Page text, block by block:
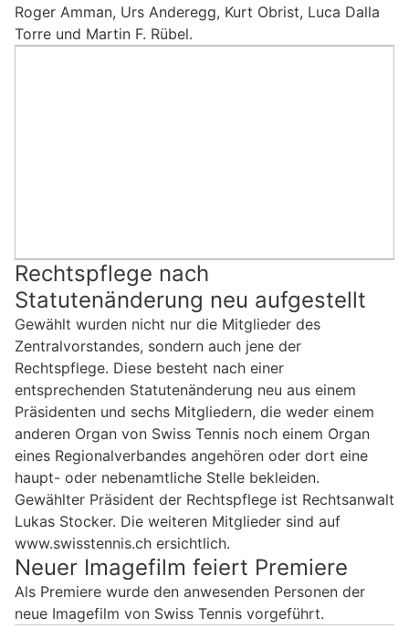
Roger Amman, Urs Anderegg, Kurt Obrist, Luca Dalla
Torre und Martin F. Rübel.
Rechtspflege nach
Statutenänderung neu aufgestellt
Gewählt wurden nicht nur die Mitglieder des
Zentralvorstandes, sondern auch jene der
Rechtspflege. Diese besteht nach einer
entsprechenden Statutenänderung neu aus einem
Präsidenten und sechs Mitgliedern, die weder einem
anderen Organ von Swiss Tennis noch einem Organ
eines Regionalverbandes angehören oder dort eine
haupt- oder nebenamtliche Stelle bekleiden.
Gewählter Präsident der Rechtspflege ist Rechtsanwalt
Lukas Stocker. Die weiteren Mitglieder sind auf
www.swisstennis.ch ersichtlich.
Neuer Imagefilm feiert Premiere
Als Premiere wurde den anwesenden Personen der
neue Imagefilm von Swiss Tennis vorgeführt.